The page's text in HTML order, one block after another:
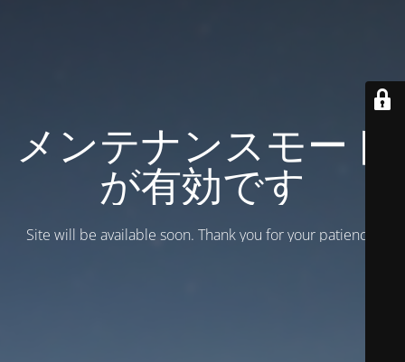
メンテナンスモード
が有効です
Site will be available soon. Thank you for your patience!